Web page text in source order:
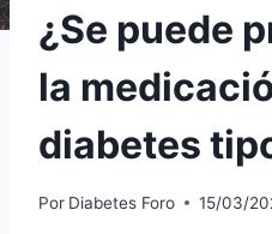
¿Se puede
la
diabetes
Por Diabetes Foro 15/03/